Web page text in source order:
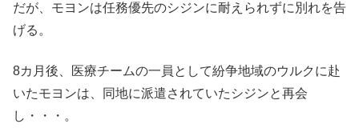
だが、モヨンは任務優先のシジンに耐えられずに別れを告
げる。
8カ月後、医療チームの一員として紛争地域のウルクに赴
いたモヨンは、同地に派遣されていたシジンと再会
し・・・。